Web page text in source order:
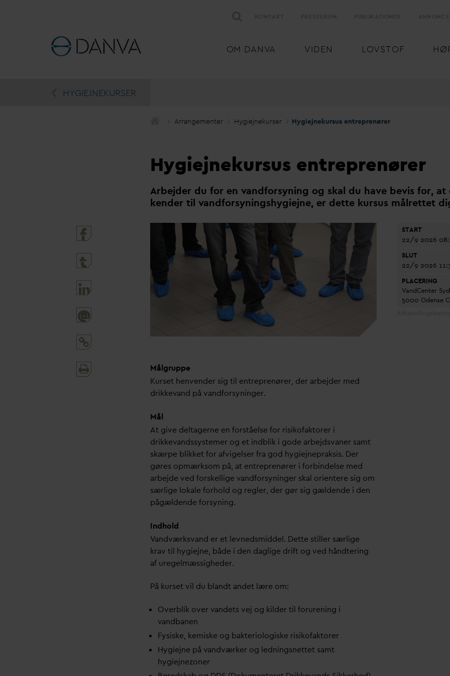
OM DANVA VIDEN LOVSTOF
HYGIEJNEKURSER
Arrangementer Hygiejnekurser Hygiejnekursus entreprenører
Hygiejnekursus entreprenører
Arbejder du for en vandforsyning og skal du have bevis for, at
kender til vandforsyningshygiejne, er dette kursus målrettet
@
Målgruppe
Kurset henvender sig til entreprenører, der arbejder med
drikkevand på vandforsyninger.
Mål
At give deltagerne en forståelse for risikofaktorer i
drikkevandssystemer og et indblik i gode arbejdsvaner samt
skærpe blikket for afvigelser fra god hygiejnepraksis. Der
gøres opmærksom på, at entreprenører i forbindelse med
arbejde ved forskellige vandforsyninger skal orientere sig om
særlige lokale forhold og regler, der gør sig gældende i den
pågældende forsyning.
Indhold
Vandværksvand er et levnedsmiddel. Dette stiller særlige
krav til hygiejne, både i den daglige drift og ved håndtering
af uregelmæssigheder.
På kurset vil du blandt andet lære om:
Overblik over vandets vej og kilder til forurening i
vandbanen
Fysiske, kemiske og bakteriologiske risikofaktorer
Hygiejne på vandværker og ledningsnettet samt
hygiejnezoner
START
22/9 2026
SLUT
22/9 2026
PLACERING
VandCenter
5000 Odense C